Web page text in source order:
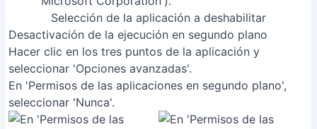
Selección de la aplicación a deshabilitar
Desactivación de la ejecución en segundo plano
Hacer clic en los tres puntos de la aplicación y
seleccionar 'Opciones avanzadas'.
En 'Permisos de las aplicaciones en segundo plano',
seleccionar 'Nunca'.